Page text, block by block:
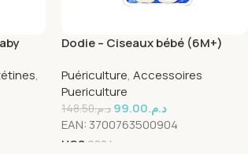
,
Dodie – Ciseaux bébé (6M+)
Puériculture, Accessoires
Puericulture
د.م.148.50 د.م.99.00
EAN: 3700763500904
UGS 9804